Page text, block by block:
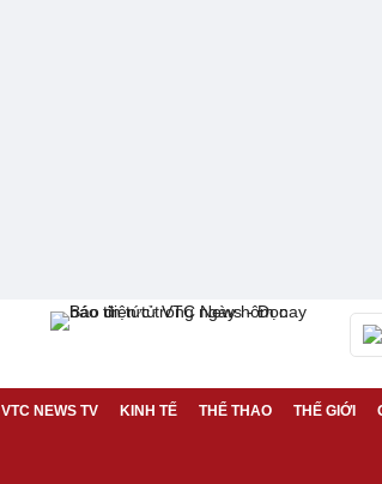
VTC NEWS TV KINH TẾ THỂ THAO THẾ GIỚI